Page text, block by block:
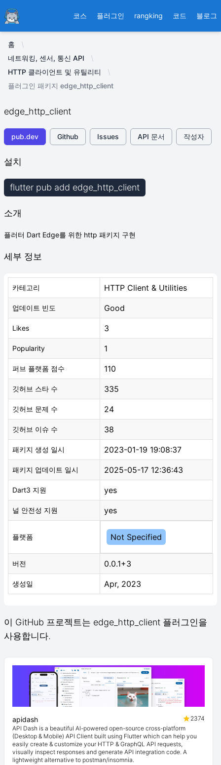
Ducafecat 코스 플러그인 rangking 코드 블로그
홈
네트워킹, 센서, 통신 API
HTTP 클라이언트 및 유틸리티
플러그인 패키지 edge_http_client
edge_http_client
pub.dev Github Issues API 문서 작성자
설치
flutter pub add edge_http_client
소개
플러터 Dart Edge를 위한 http 패키지 구현
세부 정보
카테고리 HTTP Client & Utilities
업데이트 빈도 Good
Likes 3
Popularity 1
퍼브 플랫폼 점수 110
깃허브 스타 수 335
깃허브 문제 수 24
깃허브 이슈 수 38
패키지 생성 일시 2023-01-19 19:08:37
패키지 업데이트 일시 2025-05-17 12:36:43
Dart3 지원 yes
널 안전성 지원 yes
플랫폼 Not Specified
버전 0.0.1+3
생성일 Apr, 2023
이 GitHub 프로젝트는 edge_http_client 플러그인을
사용합니다.
apidash
2374
API Dash is a beautiful AI-powered open-source cross-platform
(Desktop & Mobile) API Client built using Flutter which can help you
easily create & customize your HTTP & GraphQL API requests,
visually inspect responses and generate API integration code. A
lightweight alternative to postman/insomnia.